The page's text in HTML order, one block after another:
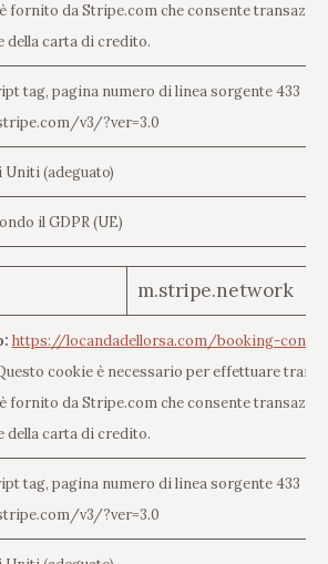
fornito da Stripe.com che consente
della carta di credito.
tag, pagina numero di linea sorgente 433
v3/?ver=3.0
Uniti (adeguato)
il GDPR (UE)
m.stripe.network
https://locandadellorsa.com/booking-
cookie è necessario per effettuare
fornito da Stripe.com che consente
della carta di credito.
tag, pagina numero di linea sorgente 433
v3/?ver=3.0